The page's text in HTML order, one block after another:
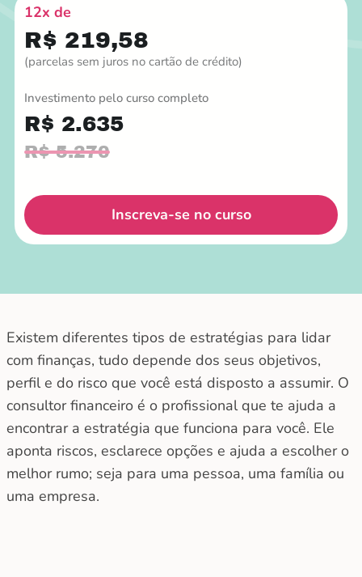
12x de
R$ 219,58
(parcelas sem juros no cartão de crédito)
Investimento pelo curso completo
R$ 2.635
R$ 5.270
Inscreva-se no curso
Existem diferentes tipos de estratégias para lidar
com finanças, tudo depende dos seus objetivos,
perfil e do risco que você está disposto a assumir. O
consultor financeiro é o profissional que te ajuda a
encontrar a estratégia que funciona para você. Ele
aponta riscos, esclarece opções e ajuda a escolher o
melhor rumo; seja para uma pessoa, uma família ou
uma empresa.